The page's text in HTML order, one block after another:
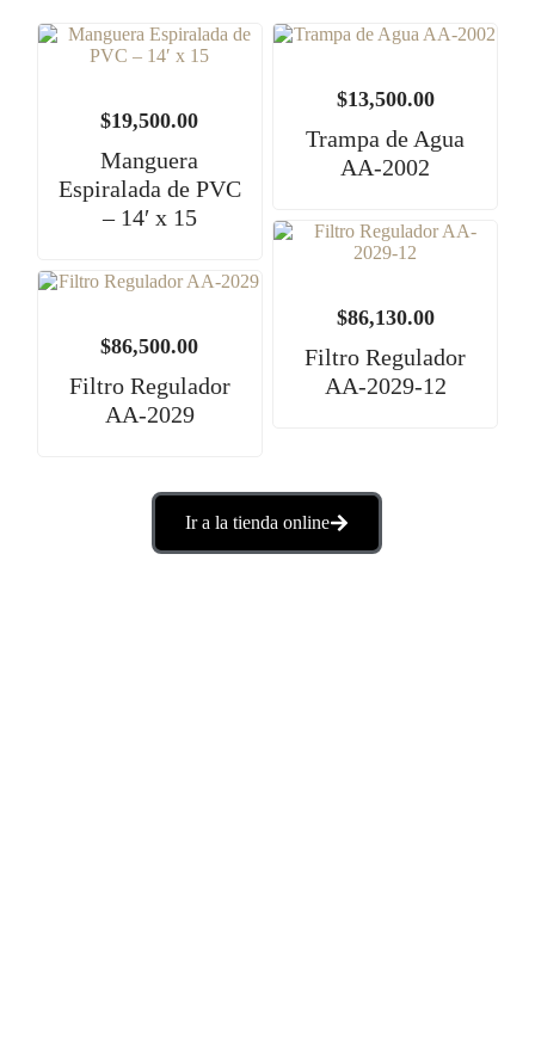
$19,500.00
Manguera
Espiralada de PVC
– 14′ x 15
$13,500.00
Trampa de Agua
AA-2002
$86,130.00
Filtro Regulador
AA-2029-12
$86,500.00
Filtro Regulador
AA-2029
Ir a la tienda online